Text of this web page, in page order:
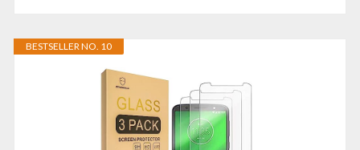
BESTSELLER NO. 10